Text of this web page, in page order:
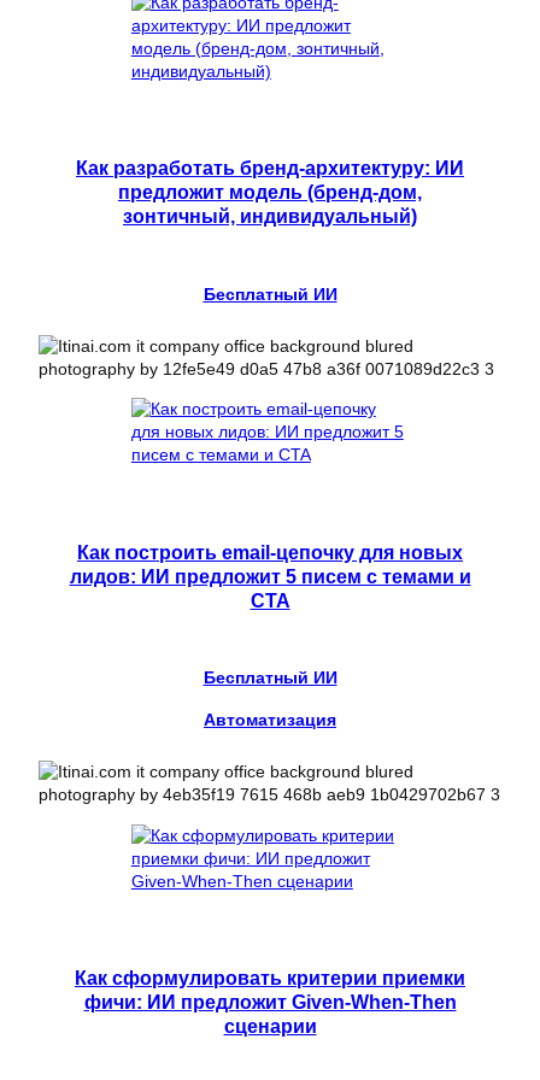
Как разработать бренд-архитектуру: ИИ
предложит модель (бренд-дом,
зонтичный, индивидуальный)
Бесплатный ИИ
Как построить email-цепочку для новых
лидов: ИИ предложит 5 писем с темами и
CTA
Бесплатный ИИ
Автоматизация
Как сформулировать критерии приемки
фичи: ИИ предложит Given-When-Then
сценарии